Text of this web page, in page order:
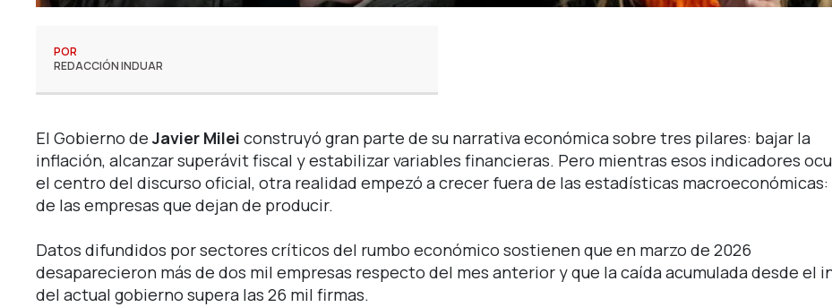
POR
REDACCIÓN INDUAR
El Gobierno deJavier Milei construyó gran parte de su narrativa económica sobre tres pilares: bajar la
inflación, alcanzar superávit fiscal y estabilizar variables financieras. Pero mientras esos indicadores
el centro del discurso oficial, otra realidad empezó a crecer fuera de las estadísticas macroeconómicas:
de las empresas que dejan de producir.
Datos difundidos por sectores críticos del rumbo económico sostienen que en marzo de 2026
desaparecieron más de dos mil empresas respecto del mes anterior y que la caída acumulada desde el
del actual gobierno supera las 26 mil firmas.